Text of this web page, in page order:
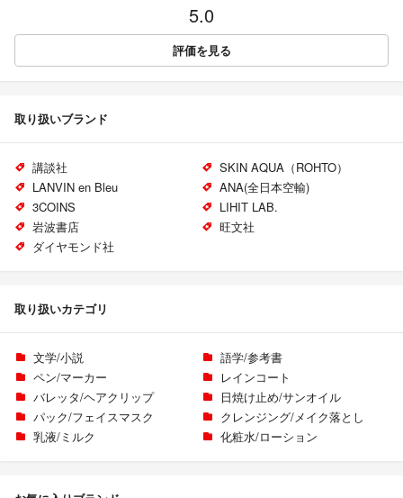
5.0
評価を見る
取り扱いブランド
講談社
SKIN AQUA（ROHTO）
LANVIN en Bleu
ANA(全日本空輸)
3COINS
LIHIT LAB.
岩波書店
旺文社
ダイヤモンド社
取り扱いカテゴリ
文学/小説
語学/参考書
ペン/マーカー
レインコート
バレッタ/ヘアクリップ
日焼け止め/サンオイル
パック/フェイスマスク
クレンジング/メイク落とし
乳液/ミルク
化粧水/ローション